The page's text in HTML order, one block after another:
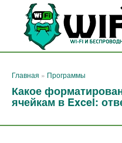
Перейти
контенту
Главная » Программы
Какое
ячейкам в Excel: